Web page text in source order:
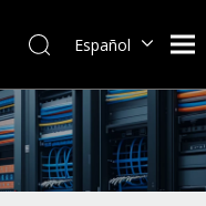
Español
Français
Português
Bahasa indonesia